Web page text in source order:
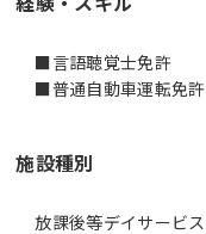
■言語聴覚士免許
■普通自動車運転免許
施設種別
放課後等デイサービス